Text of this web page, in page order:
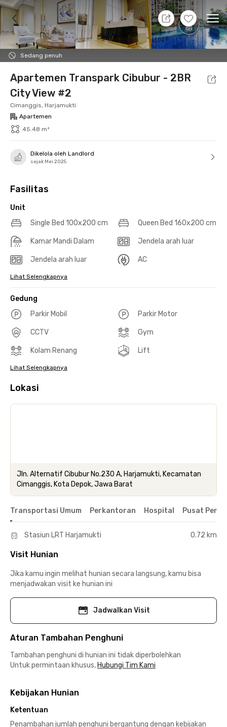
+23
Sedang penuh
8 Agt 26 - Belum tahu
Foto Fasilitas bersama Lokasi Aturan
Apartemen Transpark Cibubur - 2BR
City View #2
Cimanggis, Harjamukti
Apartemen
45.48 m²
Dikelola oleh Landlord
sejak Mei 2025
Fasilitas
Unit
Single Bed 100x200 cm
Queen Bed 160x200 cm
Kamar Mandi Dalam Jendela arah luar
Jendela arah luar AC
Lihat Selengkapnya
Gedung
Parkir Mobil
Parkir Motor
CCTV Gym
Kolam Renang Lift
Lihat Selengkapnya
Lokasi
Jln. Alternatif Cibubur No.230 A, Harjamukti, Kecamatan
Cimanggis, Kota Depok, Jawa Barat
Transportasi Umum Perkantoran Hospital Pusat
Stasiun LRT Harjamukti 0.72 km
Visit Hunian
Jika kamu ingin melihat hunian secara langsung, kamu bisa
menjadwakan visit ke hunian ini
Jadwalkan Visit
Aturan Tambahan Penghuni
Tambahan penghuni di hunian ini tidak diperbolehkan
Untuk permintaan khusus, Hubungi Tim Kami
Kebijakan Hunian
Ketentuan
Penambahan jumlah penghuni bergantung dengan kebijakan